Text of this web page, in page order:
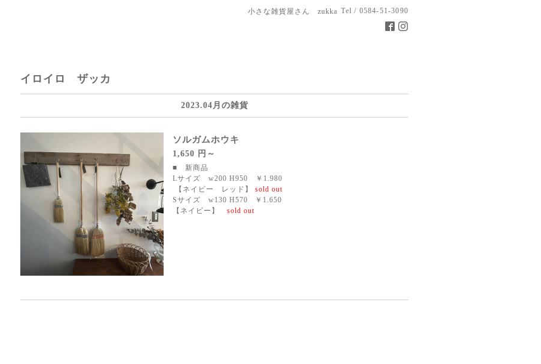
小さな雑貨屋さん zukka Tel / 0584-51-3090
イロイロ ザッカ
2023.04月の雑貨
ソルガムホウキ
1,650 円～
■ 新商品
Lサイズ w200 H950 ￥1.980
【ネイビー レッド】
sold out
Sサイズ w130 H570 ￥1.650
【ネイビー】 sold out